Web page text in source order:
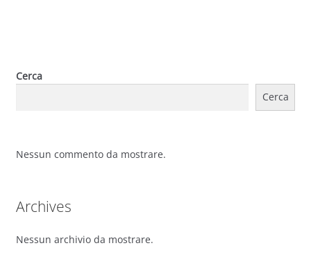
Cerca
Cerca
Nessun commento da mostrare.
Archives
Nessun archivio da mostrare.